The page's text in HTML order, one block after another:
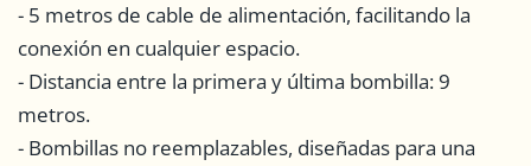
- 5 metros de cable de alimentación, facilitando la
conexión en cualquier espacio.
- Distancia entre la primera y última bombilla: 9
metros.
- Bombillas no reemplazables, diseñadas para una